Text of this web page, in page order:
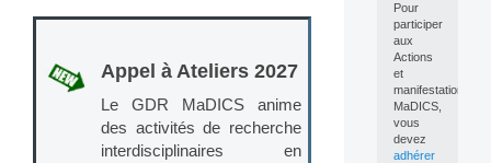
Appel à Ateliers 2027
Le GDR MaDICS anime
des activités de recherche
interdisciplinaires en
Pour
participer
aux
Actions
et
manifestations
MaDICS,
vous
devez
adhérer